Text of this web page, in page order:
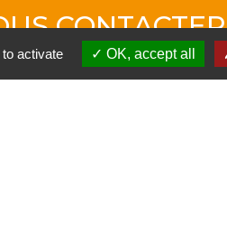
CONTACTER
activate OK, accept all